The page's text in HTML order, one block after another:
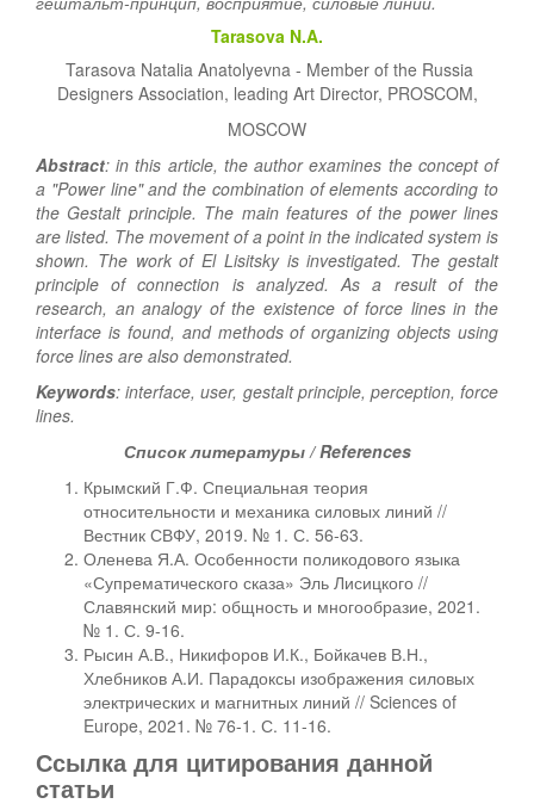
Tarasova N.A.
Tarasova Natalia Anatolyevna - Member of the Russia
Designers Association, leading Art Director, PROSCOM,
MOSCOW
Abstract: in this article, the author examines the concept of
a "Power line" and the combination of elements according to
the Gestalt principle. The main features of the power lines
are listed. The movement of a point in the indicated system is
shown. The work of El Lisitsky is investigated. The gestalt
principle of connection is analyzed. As a result of the
research, an analogy of the existence of force lines in the
interface is found, and methods of organizing objects using
force lines are also demonstrated.
Keywords: interface, user, gestalt principle, perception, force
lines.
Список литературы / References
Крымский Г.Ф. Специальная теория
относительности и механика силовых линий //
Вестник СВФУ, 2019. № 1. С. 56-63.
Оленева Я.А. Особенности поликодового языка
«Супрематического сказа» Эль Лисицкого //
Славянский мир: общность и многообразие, 2021.
№ 1. С. 9-16.
Рысин А.В., Никифоров И.К., Бойкачев В.Н.,
Хлебников А.И. Парадоксы изображения силовых
электрических и магнитных линий // Sciences of
Europe, 2021. № 76-1. С. 11-16.
Ссылка для цитирования данной
статьи